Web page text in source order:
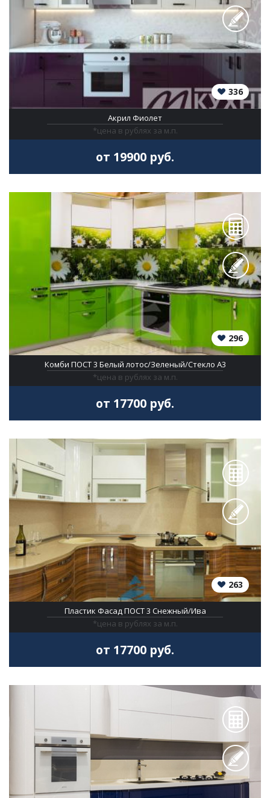
336
Акрил Фиолет
*цена в рублях за м.п.
от 19900 руб.
296
Комби ПОСТ 3 Белый лотос/Зеленый/Стекло A3
*цена в рублях за м.п.
от 17700 руб.
263
Пластик Фасад ПОСТ 3 Снежный/Ива
*цена в рублях за м.п.
от 17700 руб.